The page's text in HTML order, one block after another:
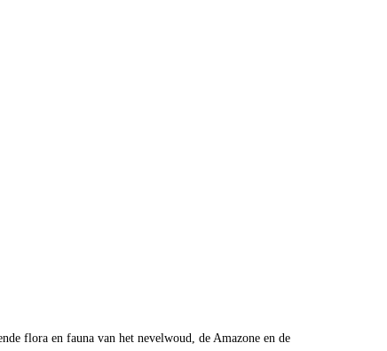
flora en fauna van het nevelwoud, de Amazone en de